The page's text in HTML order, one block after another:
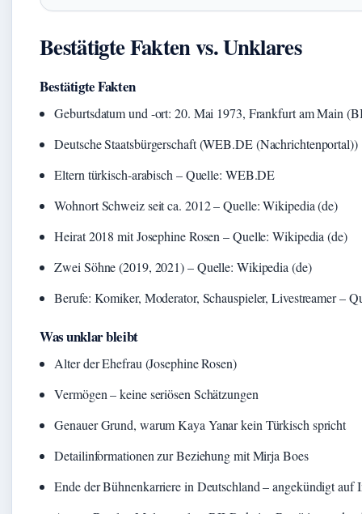
Bestätigte Fakten vs. Unklares
Bestätigte Fakten
Geburtsdatum und -ort: 20. Mai 1973, Frankfurt am Main
Deutsche Staatsbürgerschaft (WEB.DE (Nachrichtenportal))
Eltern türkisch-arabisch – Quelle: WEB.DE
Wohnort Schweiz seit ca. 2012 – Quelle: Wikipedia (de)
Heirat 2018 mit Josephine Rosen – Quelle: Wikipedia (de)
Zwei Söhne (2019, 2021) – Quelle: Wikipedia (de)
Berufe: Komiker, Moderator, Schauspieler, Livestreamer –
Was unklar bleibt
Alter der Ehefrau (Josephine Rosen)
Vermögen – keine seriösen Schätzungen
Genauer Grund, warum Kaya Yanar kein Türkisch spricht
Detailinformationen zur Beziehung mit Mirja Boes
Ende der Bühnenkarriere in Deutschland – angekündigt auf